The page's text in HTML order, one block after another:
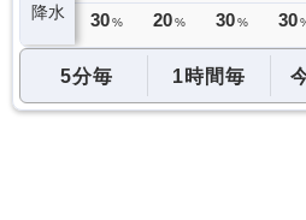
降水
0 ミリ 30 % 20 % 30 % 30
5分毎 1時間毎